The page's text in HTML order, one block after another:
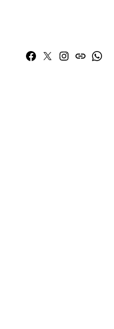
Facebook
TwitterInstagram
issuu